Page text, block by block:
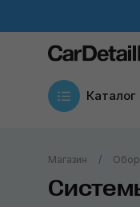
Каталог
Магазин